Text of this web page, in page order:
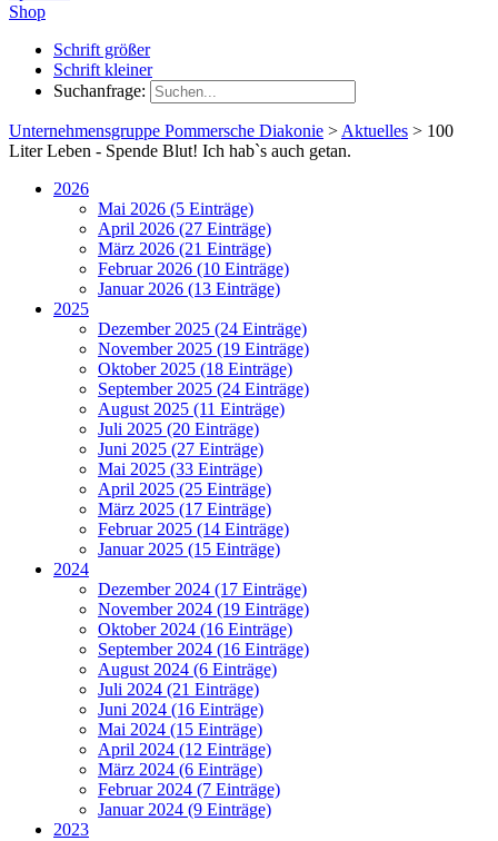
Shop
Schrift größer
Schrift kleiner
Suchanfrage:
Unternehmensgruppe Pommersche Diakonie > Aktuelles > 100
Liter Leben - Spende Blut! Ich hab`s auch getan.
2026
Mai 2026 (5 Einträge)
April 2026 (27 Einträge)
März 2026 (21 Einträge)
Februar 2026 (10 Einträge)
Januar 2026 (13 Einträge)
2025
Dezember 2025 (24 Einträge)
November 2025 (19 Einträge)
Oktober 2025 (18 Einträge)
September 2025 (24 Einträge)
August 2025 (11 Einträge)
Juli 2025 (20 Einträge)
Juni 2025 (27 Einträge)
Mai 2025 (33 Einträge)
April 2025 (25 Einträge)
März 2025 (17 Einträge)
Februar 2025 (14 Einträge)
Januar 2025 (15 Einträge)
2024
Dezember 2024 (17 Einträge)
November 2024 (19 Einträge)
Oktober 2024 (16 Einträge)
September 2024 (16 Einträge)
August 2024 (6 Einträge)
Juli 2024 (21 Einträge)
Juni 2024 (16 Einträge)
Mai 2024 (15 Einträge)
April 2024 (12 Einträge)
März 2024 (6 Einträge)
Februar 2024 (7 Einträge)
Januar 2024 (9 Einträge)
2023